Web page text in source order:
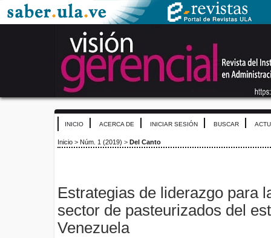
INICIO ACERCA DE INICIAR SESIÓN BUSCAR
Inicio > Núm. 1 (2019) > Del Canto
Estrategias de liderazgo para
sector de pasteurizados del
Venezuela